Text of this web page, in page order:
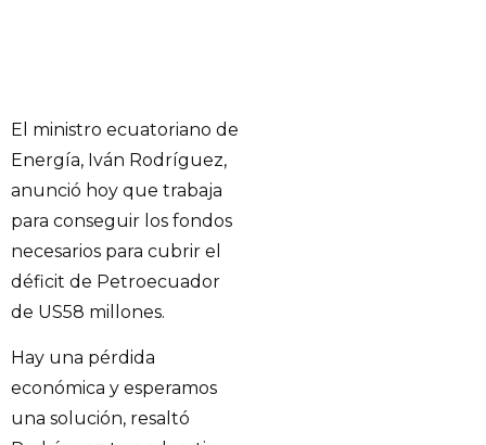
El ministro ecuatoriano de
Energía, Iván Rodríguez,
anunció hoy que trabaja
para conseguir los fondos
necesarios para cubrir el
déficit de Petroecuador
de US58 millones.
Hay una pérdida
económica y esperamos
una solución, resaltó